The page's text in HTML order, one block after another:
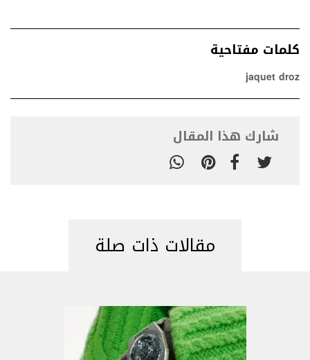
كلمات مفتاحية
jaquet droz
شارك هذا المقال
مقالات ذات صلة